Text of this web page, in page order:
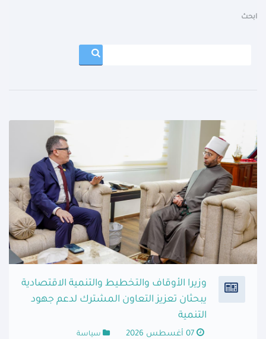
ابحث
وزيرا الأوقاف والتخطيط والتنمية الاقتصادية
يبحثان تعزيز التعاون المشترك لدعم جهود
التنمية
07 أغسطس 2026 سياسة